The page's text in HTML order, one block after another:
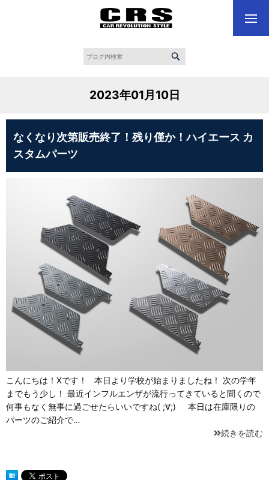
2023年01月10日
なくなり次第販売終了！残り僅か！ハイエース カ
スタムパーツ
こんにちは！Xです！ 本日より学校が始まりましたね！ 次の学年
までもう少し！ 最近インフルエンザが流行ってきていると聞くので
何事もなく無事に過ごせたらいいですね( ;∀;) 本日は在庫限りの
パーツのご紹介で…
続きを読む